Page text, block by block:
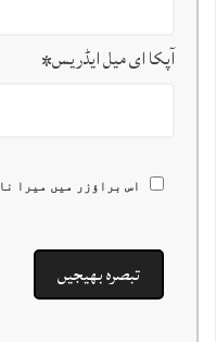
آپکا ای میل ایڈریس*
اس براؤزر میں میرا